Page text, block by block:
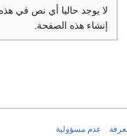
لا يوجد حاليا أي نص في
إنشاء هذه الصفحة.
عدم مسؤولية